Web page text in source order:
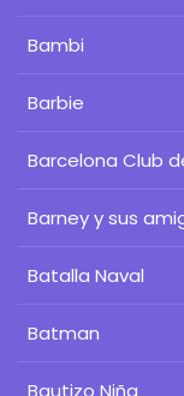
Bambi
Barbie
Barcelona Club
Barney y sus
Batalla Naval
Batman
Bautizo Niña